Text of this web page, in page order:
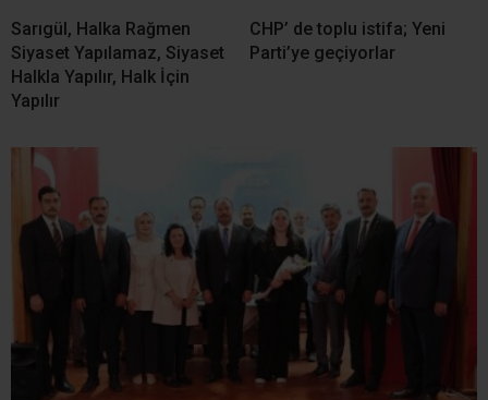
Sarıgül, Halka Rağmen
Siyaset Yapılamaz, Siyaset
Halkla Yapılır, Halk İçin
Yapılır
CHP’ de toplu istifa; Yeni
Parti’ye geçiyorlar